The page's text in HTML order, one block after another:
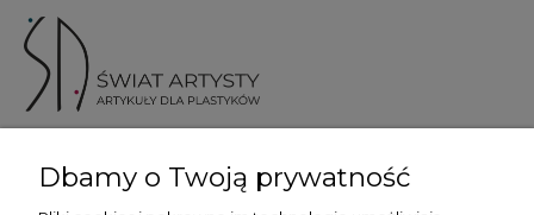
Dbamy o Twoją prywatność